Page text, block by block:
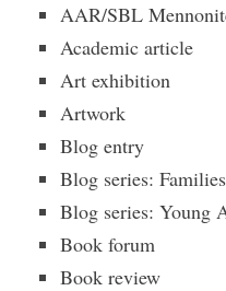
AAR/SBL
Academic article
Art exhibition
Artwork
Blog entry
Blog series:
Blog series: Young
Book forum
Book review